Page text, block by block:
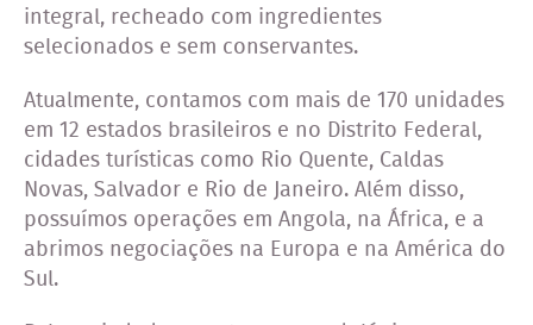
integral, recheado com ingredientes
selecionados e sem conservantes.
Atualmente, contamos com mais de 170 unidades
em 12 estados brasileiros e no Distrito Federal,
cidades turísticas como Rio Quente, Caldas
Novas, Salvador e Rio de Janeiro. Além disso,
possuímos operações em Angola, na África, e a
abrimos negociações na Europa e na América do
Sul.